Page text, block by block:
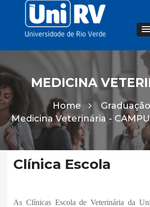
MEDICINA
Home
Graduação
Medicina Veterinária -
Clínica Escola
As Clínicas Escola de Veterinária da